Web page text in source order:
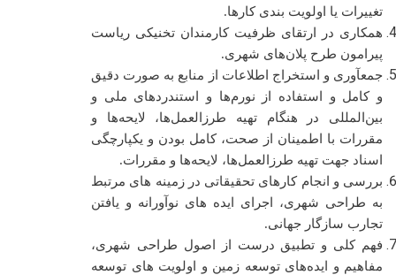
تغییرات یا اولویت بندی کارها.
همکاری در ارتقای ظرفیت کارمندان تخنیکی ریاست
پیرامون طرح پلان‌های شهری.
جمعآوری و استخراج اطلاعات از منابع به صورت دقیق
و کامل و استفاده از نورم‌ها و استندردهای ملی و
بین‌المللی در هنگام تهیه طرزالعمل‌ها، لایحه‌ها و
مقررات با اطمینان از صحت، کامل بودن و یکپارچگی
اسناد جهت تهیه طرزالعمل‌ها، لایحه‌ها و مقررات.
بررسی و انجام کارهای تحقیقاتی در زمینه های مرتبط
به طراحی شهری، اجرای ایده های نوآورانه و یافتن
تجارب سازگار جهانی.
فهم کلی و تطبیق درست از اصول طراحی شهری،
مفاهیم و ایده‌های توسعه زمین و اولویت های توسعه